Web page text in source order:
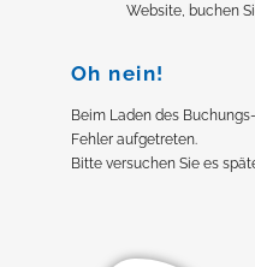
Website, buchen
Oh nein!
Beim Laden des
Fehler aufgetreten.
Bitte versuchen Sie es